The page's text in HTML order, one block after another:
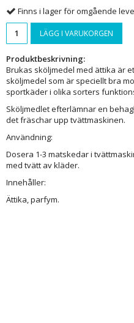
Finns i lager för omgående
LÄGG I VARUKORGEN
Produktbeskrivning:
Brukas sköljmedel med ättika är
sköljmedel som är speciellt bra
sportkäder i olika sorters
Sköljmedlet efterlämnar en
det fräschar upp tvättmaskinen.
Användning:
Dosera 1-3 matskedar i
med tvätt av kläder.
Innehåller:
Ättika, parfym.